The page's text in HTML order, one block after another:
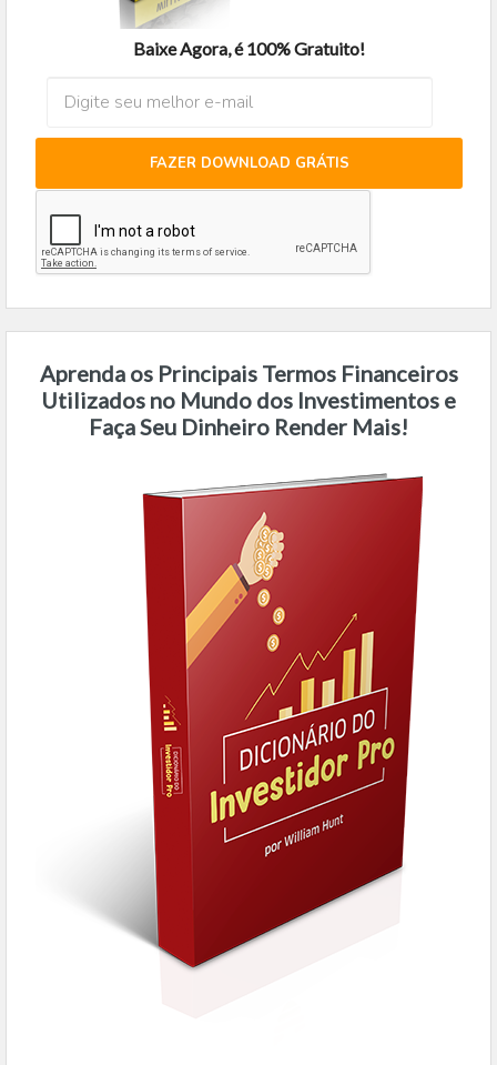
Baixe Agora, é 100% Gratuito!
FAZER DOWNLOAD GRÁTIS
Aprenda os Principais Termos Financeiros
Utilizados no Mundo dos Investimentos e
Faça Seu Dinheiro Render Mais!